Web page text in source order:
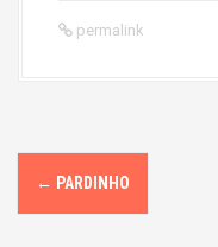
permalink
P
o
← PARDINHO